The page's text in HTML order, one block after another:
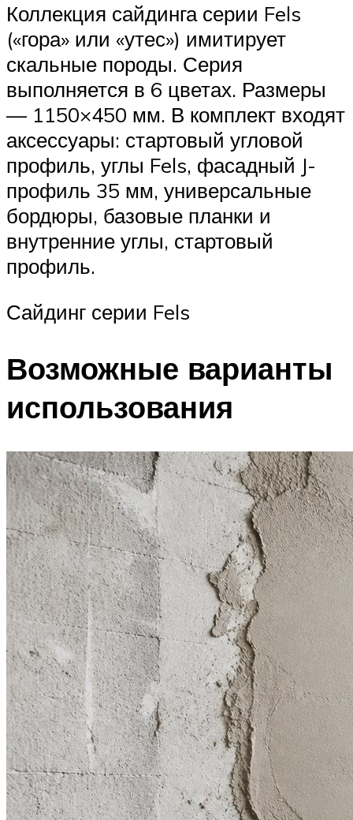
Коллекция сайдинга серии Fels
(«гора» или «утес») имитирует
скальные породы. Серия
выполняется в 6 цветах. Размеры
— 1150×450 мм. В комплект входят
аксессуары: стартовый угловой
профиль, углы Fels, фасадный J-
профиль 35 мм, универсальные
бордюры, базовые планки и
внутренние углы, стартовый
профиль.
Сайдинг серии Fels
Возможные варианты
использования